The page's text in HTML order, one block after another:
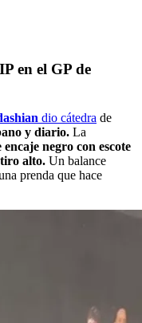
en el GP de
dio cátedra de
y diario. La
negro con escote
alto. Un balance
prenda que hace